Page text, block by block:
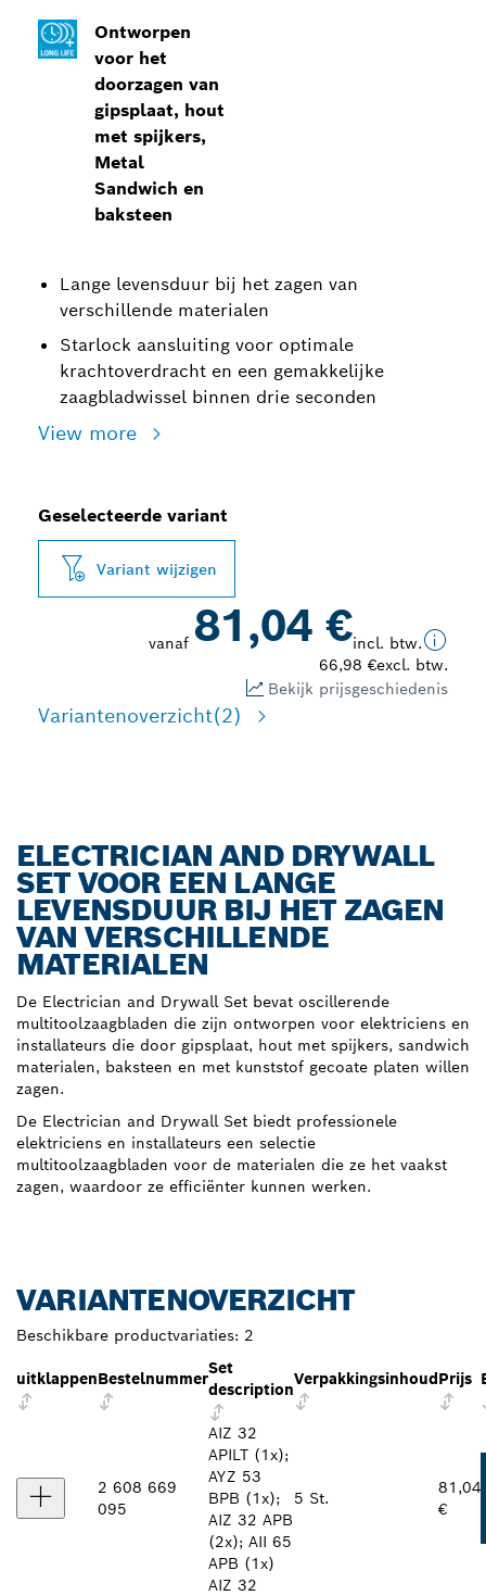
Ontworpen
voor het
doorzagen van
gipsplaat, hout
met spijkers,
Metal
Sandwich en
baksteen
Lange levensduur bij het zagen van
verschillende materialen
Starlock aansluiting voor optimale
krachtoverdracht en een gemakkelijke
zaagbladwissel binnen drie seconden
View more
Geselecteerde variant
Variant wijzigen
vanaf 81,04 €incl. btw.
66,98 €excl. btw.
Bekijk prijsgeschiedenis
Variantenoverzicht(2)
ELECTRICIAN AND DRYWALL
SET VOOR EEN LANGE
LEVENSDUUR BIJ HET ZAGEN
VAN VERSCHILLENDE
MATERIALEN
De Electrician and Drywall Set bevat oscillerende
multitoolzaagbladen die zijn ontworpen voor elektriciens en
installateurs die door gipsplaat, hout met spijkers, sandwich
materialen, baksteen en met kunststof gecoate platen willen
zagen.
De Electrician and Drywall Set biedt professionele
elektriciens en installateurs een selectie
multitoolzaagbladen voor de materialen die ze het vaakst
zagen, waardoor ze efficiënter kunnen werken.
VARIANTENOVERZICHT
Beschikbare productvariaties: 2
uitklappenBestelnummer
Set
description
VerpakkingsinhoudPrijs
2 608 669
095
AIZ 32
APILT (1x);
AYZ 53
BPB (1x);
AIZ 32 APB
(2x); AII 65
APB (1x)
5 St.
81,04
€
AIZ 32